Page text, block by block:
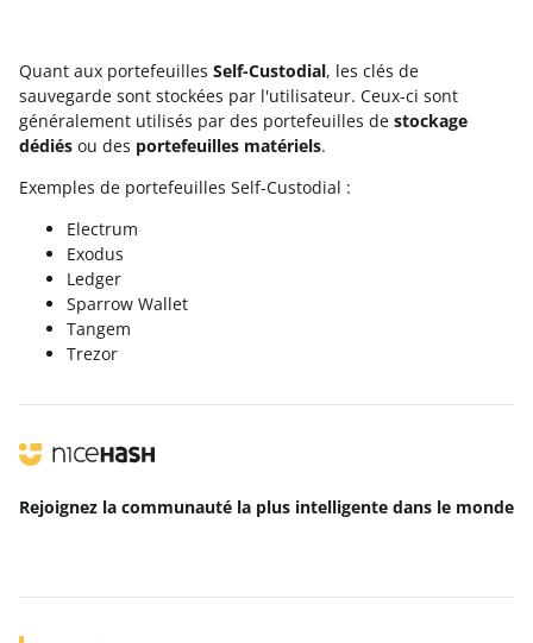
Quant aux portefeuilles Self-Custodial, les clés de
sauvegarde sont stockées par l'utilisateur. Ceux-ci sont
généralement utilisés par des portefeuilles de stockage
dédiés ou des portefeuilles matériels.
Exemples de portefeuilles Self-Custodial :
Electrum
Exodus
Ledger
Sparrow Wallet
Tangem
Trezor
Rejoignez la communauté la plus intelligente dans le monde